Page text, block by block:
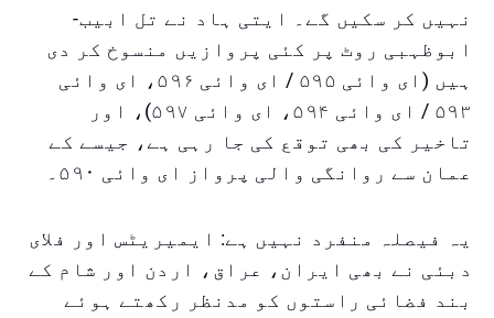
نہیں کر سکیں گے۔ ایتی ہاد نے تل ابیب-
ابوظہبی روٹ پر کئی پروازیں منسوخ کر دی
ہیں (ای وائی ۵۹۵ / ای وائی ۵۹۶، ای وائی
۵۹۳ / ای وائی ۵۹۴، ای وائی ۵۹۷)، اور
تاخیر کی بھی توقع کی جا رہی ہے، جیسے کے
عمان سے روانگی والی پرواز ای وائی ۵۹۰۔
یہ فیصلہ منفرد نہیں ہے: ایمیریٹس اور فلای
دبئی نے بھی ایران، عراق، اردن اور شام کے
بند فضائی راستوں کو مدنظر رکھتے ہوئے